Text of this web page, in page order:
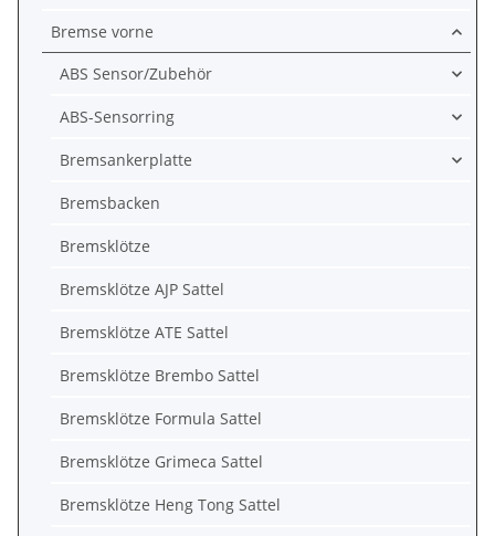
Bremse vorne
ABS Sensor/Zubehör
ABS-Sensorring
Bremsankerplatte
Bremsbacken
Bremsklötze
Bremsklötze AJP Sattel
Bremsklötze ATE Sattel
Bremsklötze Brembo Sattel
Bremsklötze Formula Sattel
Bremsklötze Grimeca Sattel
Bremsklötze Heng Tong Sattel